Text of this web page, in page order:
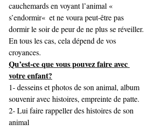
cauchemards en voyant l’animal «
s’endormir«  et ne voura peut-être pas
dormir le soir de peur de ne plus se réveiller.
En tous les cas, cela dépend de vos
croyances.
Qu’est-ce que vous pouvez faire avec
votre enfant?
1- desseins et photos de son animal, album
souvenir avec histoires, empreinte de patte.
2- Lui faire rappeller des histoires de son
animal